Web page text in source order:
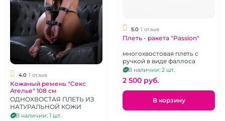
4.0 1 отзыв
Кожаный ремень "Секс
Ателье" 108 см
ОДНОХВОСТАЯ ПЛЕТЬ ИЗ
НАТУРАЛЬНОЙ КОЖИ
В наличии: 1 шт.
5.0 1 отзыв
Плеть - ракета "Passion"
многохвостовая плеть с
ручкой в виде фаллоса
В наличии: 2 шт.
2 500 pуб.
В корзину